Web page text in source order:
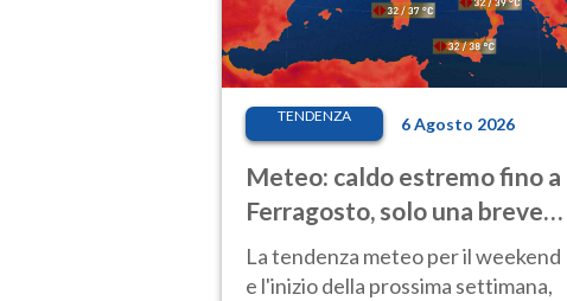
TENDENZA 6 Agosto 2026
Meteo: caldo estremo fino a
Ferragosto, solo una breve
pausa. Ecco dove
La tendenza meteo per il weekend
e l'inizio della prossima settimana,